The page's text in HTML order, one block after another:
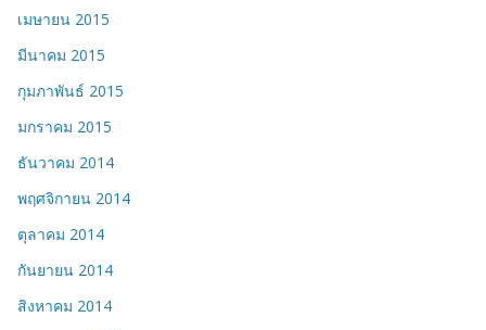
เมษายน 2015
มีนาคม 2015
กุมภาพันธ์ 2015
มกราคม 2015
ธันวาคม 2014
พฤศจิกายน 2014
ตุลาคม 2014
กันยายน 2014
สิงหาคม 2014